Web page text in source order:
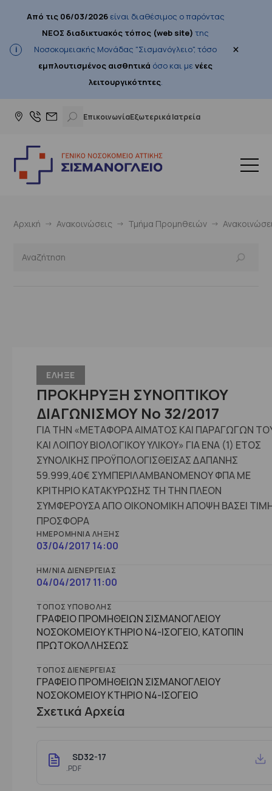
Από τις 06/03/2026είναι διαθέσιμος ο παρόντας
ΝΕΟΣ διαδικτυακός τόπος (web site) της
Νοσοκομειακής Μονάδας "Σισμανόγλειο", τόσο
εμπλουτισμένος αισθητικά όσο και μενέες
λειτουργικότητες.
×
ΕπικοινωνίαΕξωτερικά Ιατρεία
Αρχική Ανακοινώσεις Τμήμα Προμηθειών
ΕΛΗΞΕ
ΠΡΟΚΗΡΥΞΗ ΣΥΝΟΠΤΙΚΟΥ
ΔΙΑΓΩΝΙΣΜΟΥ No 32/2017
ΓΙΑ ΤΗΝ «ΜΕΤΑΦΟΡΑ ΑΙΜΑΤΟΣ ΚΑΙ ΠΑΡΑΓΩΓΩΝ
ΚΑΙ ΛΟΙΠΟΥ ΒΙΟΛΟΓΙΚΟΥ ΥΛΙΚΟΥ» ΓΙΑ ΕΝΑ (1) ΕΤΟΣ
ΣΥΝΟΛΙΚΗΣ ΠΡΟΫΠΟΛΟΓΙΣΘΕΙΣΑΣ ΔΑΠΑΝΗΣ
59.999,40€ ΣΥΜΠΕΡΙΛΑΜΒΑΝΟΜΕΝΟΥ ΦΠΑ ΜΕ
ΚΡΙΤΗΡΙΟ ΚΑΤΑΚΥΡΩΣΗΣ ΤΗ ΤΗΝ ΠΛΕΟΝ
ΣΥΜΦΕΡΟΥΣΑ ΑΠΟ ΟΙΚΟΝΟΜΙΚΗ ΑΠΟΨΗ ΒΑΣΕΙ
ΠΡΟΣΦΟΡΑ
ΗΜΕΡΟΜΗΝΊΑ ΛΉΞΗΣ
03/04/2017 14:00
ΗΜ/ΝΊΑ ΔΙΕΝΈΡΓΕΙΑΣ
04/04/2017 11:00
ΤΌΠΟΣ ΥΠΟΒΟΛΉΣ
ΓΡΑΦΕΙΟ ΠΡΟΜΗΘΕΙΩΝ ΣΙΣΜΑΝΟΓΛΕΙΟΥ
ΝΟΣΟΚΟΜΕΙΟΥ ΚΤΗΡΙΟ Ν4-ΙΣΟΓΕΙΟ, ΚΑΤΟΠΙΝ
ΠΡΩΤΟΚΟΛΛΗΣΕΩΣ
ΤΌΠΟΣ ΔΙΕΝΈΡΓΕΙΑΣ
ΓΡΑΦΕΙΟ ΠΡΟΜΗΘΕΙΩΝ ΣΙΣΜΑΝΟΓΛΕΙΟΥ
ΝΟΣΟΚΟΜΕΙΟΥ ΚΤHΡΙΟ Ν4-ΙΣΟΓΕΙΟ
Σχετικά Αρχεία
SD32-17
.PDF